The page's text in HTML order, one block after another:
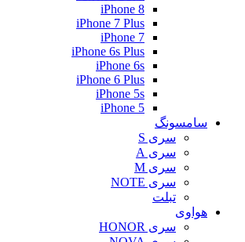
iPhone 8
iPhone 7 Plus
iPhone 7
iPhone 6s Plus
iPhone 6s
iPhone 6 Plus
iPhone 5s
iPhone 5
سامسونگ
سری S
سری A
سری M
سری NOTE
تبلت
هواوی
سری HONOR